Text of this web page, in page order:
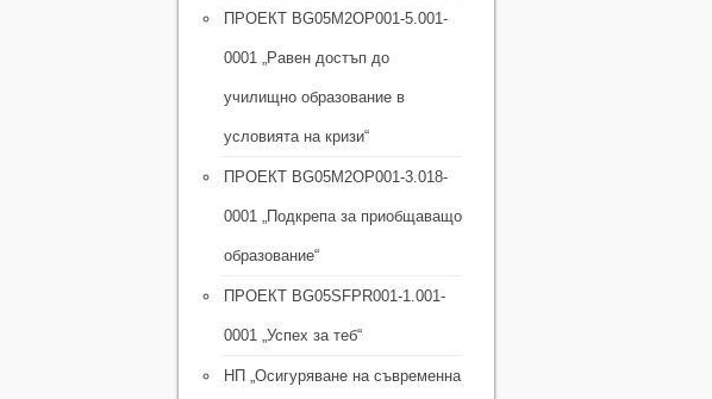
ПРОЕКТ BG05M2OP001-5.001-
0001 „Равен достъп до
училищно образование в
условията на кризи“
ПРОЕКТ BG05M2ОP001-3.018-
0001 „Подкрепа за приобщаващо
образование“
ПРОЕКТ BG05SFPR001-1.001-
0001 „Успех за теб“
НП „Осигуряване на съвременна